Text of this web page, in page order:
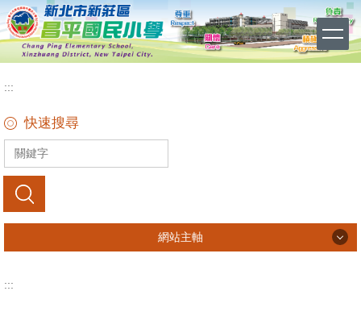
跳
到
主
要
:::
快速搜尋
搜尋
網站主軸
:::